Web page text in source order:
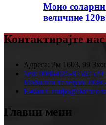
Моно
величине
Контактирајте нас
Адреса: Рм 1603, 99
Тел: 0086-025-85562529
Мобилни телефон:
Е-маил:
Главни мени